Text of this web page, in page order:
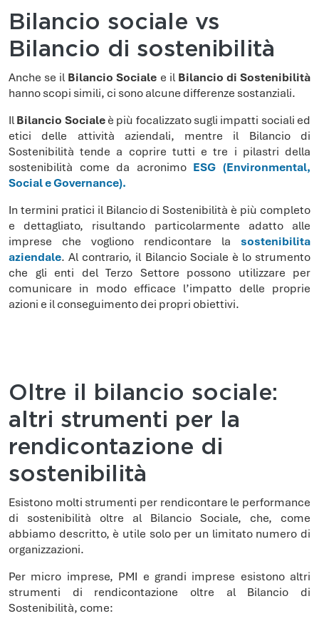
Bilancio sociale vs
Bilancio di sostenibilità
Anche se ilBilancio Sociale e ilBilancio di Sostenibilità
hanno scopi simili, ci sono alcune differenze sostanziali.
IlBilancio Socialeè più focalizzato sugli impatti sociali ed
etici delle attività aziendali, mentre il Bilancio di
Sostenibilità tende a coprire tutti e tre i pilastri della
sostenibilità come da acronimo ESG (Environmental,
Social e Governance).
In termini pratici il Bilancio di Sostenibilità è più completo
e dettagliato, risultando particolarmente adatto alle
imprese che vogliono rendicontare la sostenibilita
aziendale. Al contrario, il Bilancio Sociale è lo strumento
che gli enti del Terzo Settore possono utilizzare per
comunicare in modo efficace l’impatto delle proprie
azioni e il conseguimento dei propri obiettivi.
Oltre il bilancio sociale:
altri strumenti per la
rendicontazione di
sostenibilità
Esistono molti strumenti per rendicontare le performance
di sostenibilità oltre al Bilancio Sociale, che, come
abbiamo descritto, è utile solo per un limitato numero di
organizzazioni.
Per micro imprese, PMI e grandi imprese esistono altri
strumenti di rendicontazione oltre al Bilancio di
Sostenibilità, come: